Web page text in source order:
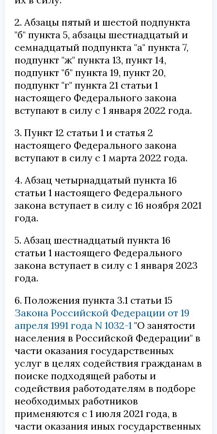
2. Абзацы пятый и шестой подпункта
"б" пункта 5, абзацы шестнадцатый и
семнадцатый подпункта "а" пункта 7,
подпункт "ж" пункта 13, пункт 14,
подпункт "б" пункта 19, пункт 20,
подпункт "г" пункта 21 статьи 1
настоящего Федерального закона
вступают в силу с 1 января 2022 года.
3. Пункт 12 статьи 1 и статья 2
настоящего Федерального закона
вступают в силу с 1 марта 2022 года.
4. Абзац четырнадцатый пункта 16
статьи 1 настоящего Федерального
закона вступает в силу с 16 ноября 2021
года.
5. Абзац шестнадцатый пункта 16
статьи 1 настоящего Федерального
закона вступает в силу с 1 января 2023
года.
6. Положения пункта 3.1 статьи 15
Закона Российской Федерации от 19
апреля 1991 года N 1032-1 "О занятости
населения в Российской Федерации" в
части оказания государственных
услуг в целях содействия гражданам в
поиске подходящей работы и
содействия работодателям в подборе
необходимых работников
применяются с 1 июля 2021 года, в
части оказания иных государственных